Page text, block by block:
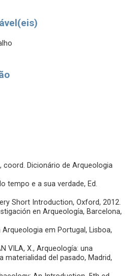
coord. Dicionário de Arqueologia
tempo e a sua verdade, Ed.
Short Introduction, Oxford, 2012.
en Arqueología, Barcelona,
Arqueologia em Portugal, Lisboa,
VILA, X., Arqueología: una
materialidad del pasado, Madrid,